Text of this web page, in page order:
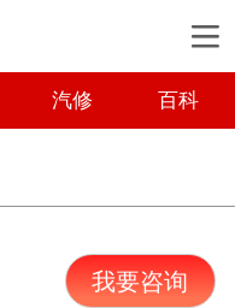
汽修 百科
我要咨询